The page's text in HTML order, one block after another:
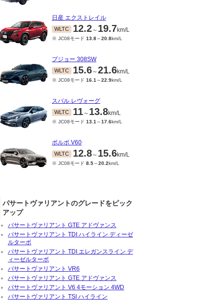
10～2022/03
15 ～16.4 km/L
2021/04～2021/09
～ 16.4 km/L
日産 エクストレイル
WLTC 12.2～ 19.7km/L
※ JC08モード 13.8～20.8km/L
プジョー 308SW
WLTC 15.6～21.6km/L
※ JC08モード 16.1 ～22.9km/L
スバル レヴォーグ
WLTC 11～ 13.8km/L
※ JC08モード 13.1 ～17.6km/L
ボルボ V60
WLTC 12.8～ 15.6km/L
※ JC08モード 8.5～20.2km/L
パサートヴァリアントのグレードをピック
アップ
パサートヴァリアント GTE アドヴァンス
パサートヴァリアント TDI ハイライン ディーゼ
ルターボ
パサートヴァリアント TDI エレガンスライン デ
ィーゼルターボ
パサートヴァリアント VR6
パサートヴァリアント GTE アドヴァンス
パサートヴァリアント V6 4モーション 4WD
パサートヴァリアント TSI ハイライン